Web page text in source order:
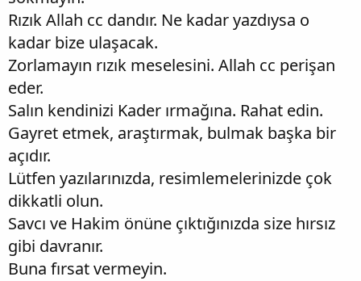
Rızık Allah cc dandır. Ne kadar yazdıysa o
kadar bize ulaşacak.
Zorlamayın rızık meselesini. Allah cc perişan
eder.
Salın kendinizi Kader ırmağına. Rahat edin.
Gayret etmek, araştırmak, bulmak başka bir
açıdır.
Lütfen yazılarınızda, resimlemelerinizde çok
dikkatli olun.
Savcı ve Hakim önüne çıktığınızda size hırsız
gibi davranır.
Buna fırsat vermeyin.